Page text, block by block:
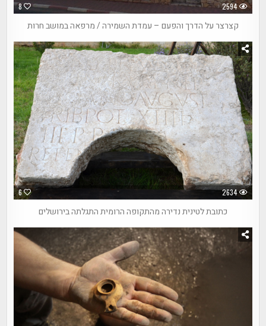
8 2594
קצרצר על הדרך והפעם – עמדת השמירה / מרפאה במושב חרות
6 2634
כתובת לטינית נדירה מהתקופה הרומית התגלתה בירושלים